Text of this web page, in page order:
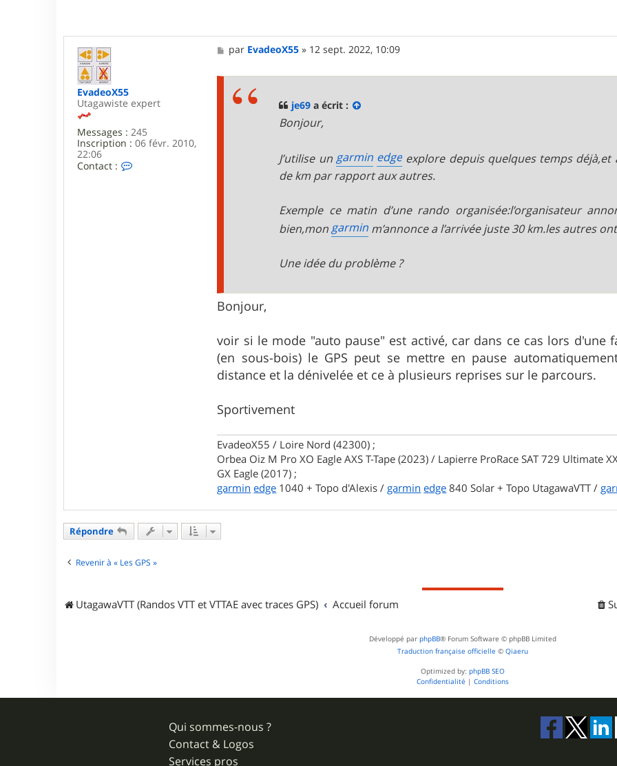
EvadeoX55
Utagawiste expert
Messages : 245
Inscription : 06 févr. 2010,
22:06
Contact :
M
e
par EvadeoX55 » 12 sept. 2022, 10:09
je69 a écrit :
Bonjour,
J’utilise un garmin edge explore depuis quelques temps déjà,et
de km par rapport aux autres.
Exemple ce matin d’une rando organisée:l’organisateur
bien,mongarmin m’annonce a l’arrivée juste 30 km.les autres
Une idée du problème ?
Bonjour,
voir si le mode "auto pause" est activé, car dans ce cas lors d'une
(en sous-bois) le GPS peut se mettre en pause
distance et la dénivelée et ce à plusieurs reprises sur le parcours.
Sportivement
EvadeoX55 / Loire Nord (42300) ;
Orbea Oiz M Pro XO Eagle AXS T-Tape (2023) / Lapierre ProRace SAT 729 Ultimate
GX Eagle (2017) ;
garmin edge 1040 + Topo d'Alexis / garmin edge 840 Solar + Topo UtagawaVTT /
Répondre
Revenir à « Les GPS »
UtagawaVTT (Randos VTT et VTTAE avec traces GPS) Accueil forum
Développé par phpBB® Forum Software © phpBB Limited
Traduction française officielle © Qiaeru
Optimized by: phpBB SEO
Confidentialité | Conditions
Qui sommes-nous ?
Contact & Logos
Services pros